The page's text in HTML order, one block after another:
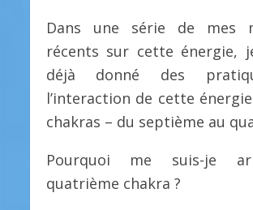
Dans une série de mes
récents sur cette énergie,
déjà donné des
l’interaction de cette
chakras – du septième au
Pourquoi me suis-je
quatrième chakra ?